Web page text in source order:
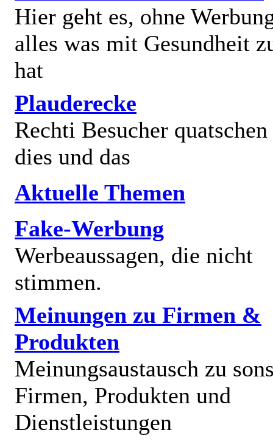
Hier geht es, ohne
alles was mit Gesundheit
hat
Plauderecke
Rechti Besucher
dies und das
Aktuelle Themen
Fake-Werbung
Werbeaussagen, die nicht
stimmen.
Meinungen zu Firmen &
Produkten
Meinungsaustausch zu
Firmen, Produkten und
Dienstleistungen